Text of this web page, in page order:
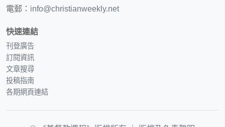
電郵： info@christianweekly.net
快速連結
刊登廣告
訂閱資訊
文章搜尋
投稿指南
各期網頁連結